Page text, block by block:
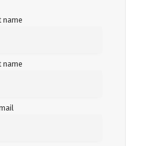
name
name